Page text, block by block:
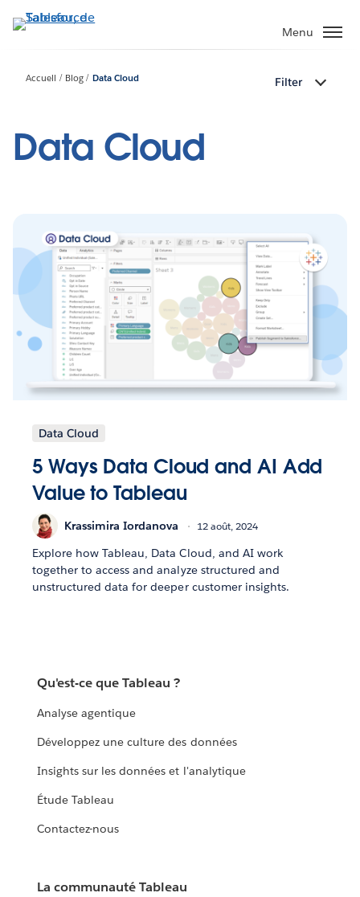
Aller
au
Menu
Accueil Blog Data Cloud Filter
Data Cloud
Data Cloud
5 Ways Data Cloud and AI Add
Value to Tableau
Krassimira Iordanova 12 août, 2024
Explore how Tableau, Data Cloud, and AI work
together to access and analyze structured and
unstructured data for deeper customer insights.
Qu'est-ce que Tableau ?
Analyse agentique
Développez une culture des données
Insights sur les données et l'analytique
Étude Tableau
Contactez-nous
La communauté Tableau